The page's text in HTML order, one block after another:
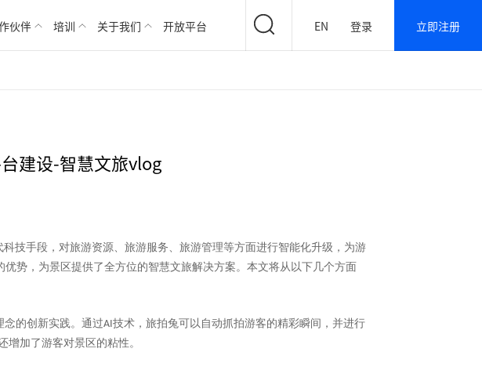
伙伴 培训 关于我们 开放平台 EN 登录 立即注册
建设-智慧文旅vlog
技手段，对旅游资源、旅游服务、旅游管理等方面进行智能化升级，为游
势，为景区提供了全方位的智慧文旅解决方案。本文将从以下几个方面
念的创新实践。通过AI技术，旅拍兔可以自动抓拍游客的精彩瞬间，并进行
增加了游客对景区的粘性。